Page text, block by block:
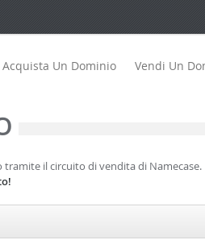
Acquista Un Dominio Vendi Un
il circuito di vendita di Namecase.